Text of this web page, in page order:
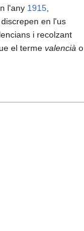
l'any 1915
discrepen en l'us
i recolzant
el terme valencià o